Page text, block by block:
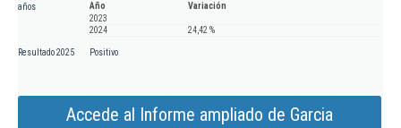
años
Año
Variación
2023
2024
24,42 %
Resultado 2025 Positivo
Accede al Informe ampliado de Garcia